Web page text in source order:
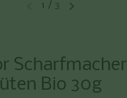
Vorherige Folie
1 / 3
Scharfmacher
Bio 30g